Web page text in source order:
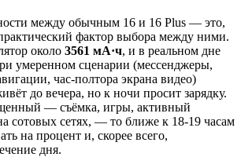
между обычным 16 и 16 Plus — это,
фактор выбора между ними.
около 3561 мА·ч, и в реальном дне
умеренном сценарии (мессенджеры,
час-полтора экрана видео)
до вечера, но к ночи просит зарядку.
— съёмка, игры, активный
сотовых сетях, — то ближе к 18-19 часам
на процент и, скорее всего,
дня.